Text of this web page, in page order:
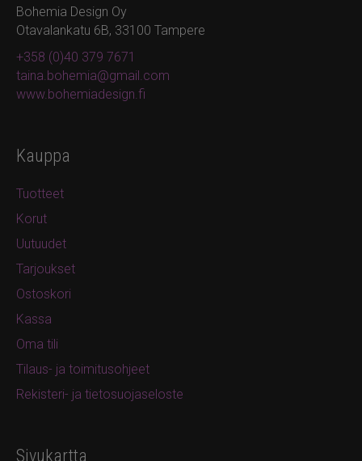
Bohemia Design Oy
Otavalankatu 6B, 33100 Tampere
+358 (0)40 379 7671
taina.bohemia@gmail.com
www.bohemiadesign.fi
Kauppa
Tuotteet
Korut
Uutuudet
Tarjoukset
Ostoskori
Kassa
Oma tili
Tilaus- ja toimitusohjeet
Rekisteri- ja tietosuojaseloste
Sivukartta